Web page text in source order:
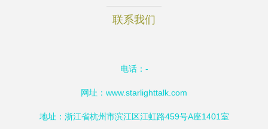
联系我们
电话：-
网址： www.starlighttalk.com
地址：浙江省杭州市滨江区江虹路459号A座1401室